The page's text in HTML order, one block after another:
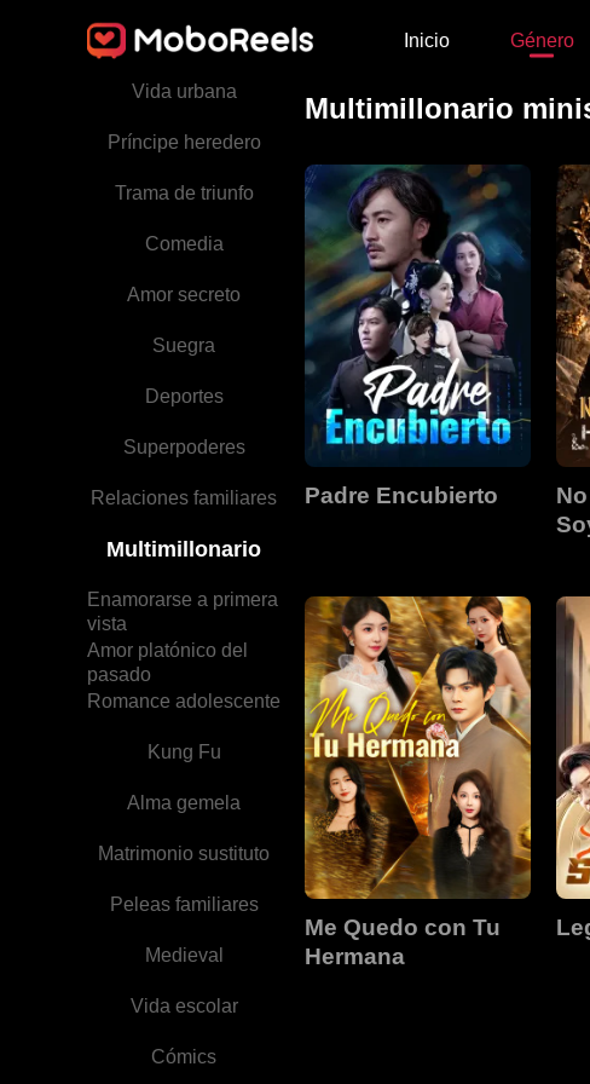
Inicio Género
Historia conmovedora
Vida urbana
Príncipe heredero
Trama de triunfo
Comedia
Amor secreto
Suegra
Deportes
Superpoderes
Relaciones familiares
Multimillonario
Enamorarse a primera
vista
Amor platónico del
pasado
Romance adolescente
Kung Fu
Alma gemela
Matrimonio sustituto
Peleas familiares
Medieval
Vida escolar
Cómics
Multimillonario
Padre Encubierto
Me Quedo con Tu
Hermana